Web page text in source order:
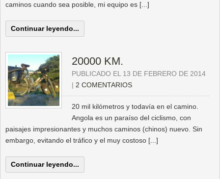
caminos cuando sea posible, mi equipo es [...]
Continuar leyendo...
20000 KM.
PUBLICADO EL 13 DE FEBRERO DE 2014
| 2 COMENTARIOS
20 mil kilómetros y todavía en el camino.
Angola es un paraíso del ciclismo, con
paisajes impresionantes y muchos caminos (chinos) nuevo. Sin
embargo, evitando el tráfico y el muy costoso [...]
Continuar leyendo...